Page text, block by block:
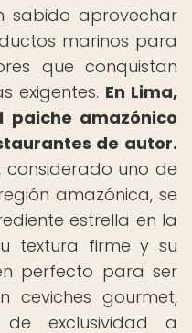
sabido aprovechar
marinos para
que conquistan
exigentes. En Lima,
paiche amazónico
de autor.
considerado uno de
amazónica, se
estrella en la
textura firme y su
perfecto para ser
gourmet,
exclusividad a